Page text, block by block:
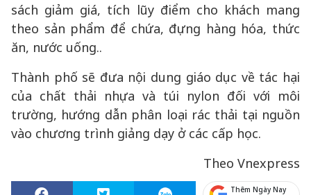
sách giảm giá, tích lũy điểm cho khách mang
theo sản phẩm để chứa, đựng hàng hóa, thức
ăn, nước uống..
Thành phố sẽ đưa nội dung giáo dục về tác hại
của chất thải nhựa và túi nylon đối với môi
trường, hướng dẫn phân loại rác thải tại nguồn
vào chương trình giảng dạy ở các cấp học.
Theo Vnexpress
Thêm Ngày Nay